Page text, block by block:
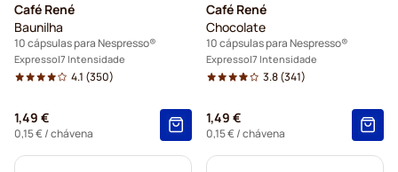
Café René
Baunilha
10 cápsulas para Nespresso®
Expresso 7 Intensidade
4.1 (350)
1,49 €
0,15 €/ chávena
Café René
Chocolate
10 cápsulas para Nespresso®
Expresso 7 Intensidade
3.8(341)
1,49 €
0,15 €/ chávena